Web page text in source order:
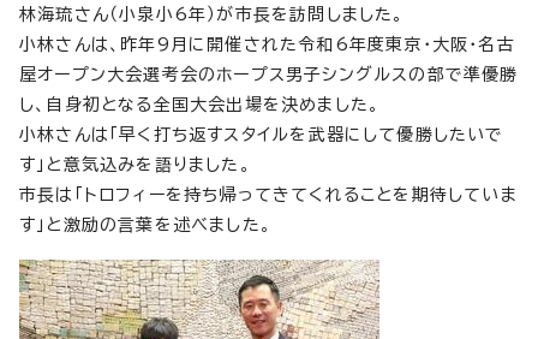
林海琉さん（小泉小6年）が市長を訪問しました。
小林さんは、昨年9月に開催された令和6年度東京・大阪・名古
屋オープン大会選考会のホープス男子シングルスの部で準優勝
し、自身初となる全国大会出場を決めました。
小林さんは「早く打ち返すスタイルを武器にして優勝したいで
す」と意気込みを語りました。
市長は「トロフィーを持ち帰ってきてくれることを期待していま
す」と激励の言葉を述べました。